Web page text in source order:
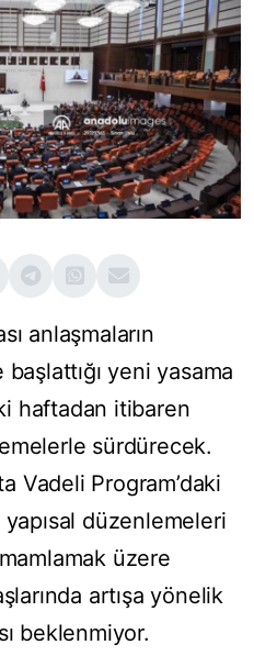
anlaşmaların
yeni yasama
haftadan itibaren
sürdürecek.
Vadeli Program’daki
düzenlemeleri
üzere
artışa yönelik
beklenmiyor.